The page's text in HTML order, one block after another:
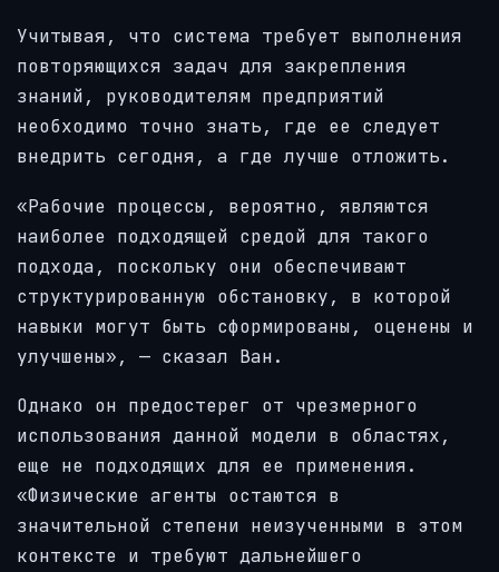
Учитывая, что система требует выполнения
повторяющихся задач для закрепления
знаний, руководителям предприятий
необходимо точно знать, где ее следует
внедрить сегодня, а где лучше отложить.
«Рабочие процессы, вероятно, являются
наиболее подходящей средой для такого
подхода, поскольку они обеспечивают
структурированную обстановку, в которой
навыки могут быть сформированы, оценены и
улучшены», — сказал Ван.
Однако он предостерег от чрезмерного
использования данной модели в областях,
еще не подходящих для ее применения.
«Физические агенты остаются в
значительной степени неизученными в этом
контексте и требуют дальнейшего